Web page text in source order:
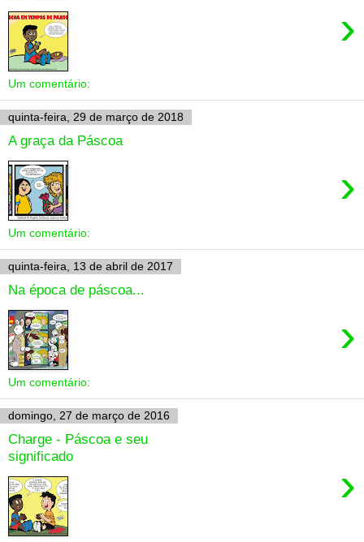
›
Um comentário:
quinta-feira, 29 de março de 2018
A graça da Páscoa
›
Um comentário:
quinta-feira, 13 de abril de 2017
Na época de páscoa...
›
Um comentário:
domingo, 27 de março de 2016
Charge - Páscoa e seu
significado
›